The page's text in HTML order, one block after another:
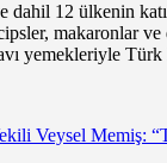
12 ülkenin
makaronlar
yemekleriyle Türk
Veysel Memiş: